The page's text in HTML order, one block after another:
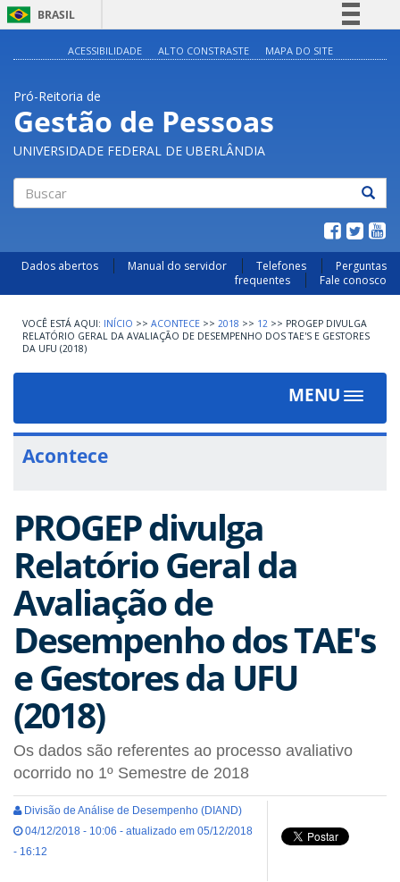
BRASIL
Acesso à informação
Legislação
Canais
ACESSIBILIDADE ALTO CONSTRASTE MAPA DO SITE
Pró-Reitoria de
Gestão de Pessoas
UNIVERSIDADE FEDERAL DE UBERLÂNDIA
Dados abertos Manual do servidor Telefones
Perguntas
frequentes
Fale conosco
INÍCIO >> ACONTECE >> 2018 >> 12 >> PROGEP DIVULGA
RELATÓRIO GERAL DA AVALIAÇÃO DE DESEMPENHO DOS TAE'S E GESTORES
DA UFU (2018)
MENU
Toggle
Acontece
PROGEP divulga
Relatório Geral da
Avaliação de
Desempenho dos TAE's
e Gestores da UFU
(2018)
Os dados são referentes ao processo avaliativo
ocorrido no 1º Semestre de 2018
Divisão de Análise de Desempenho (DIAND)
04/12/2018 - 10:06 - atualizado em 05/12/2018
- 16:12